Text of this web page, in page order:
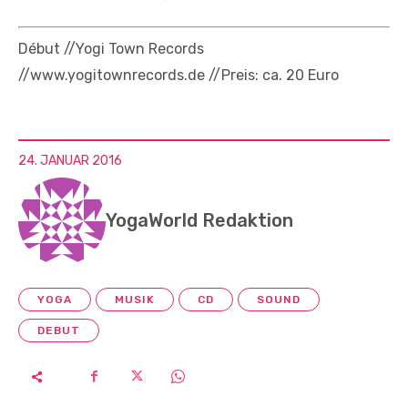
Début //Yogi Town Records
//www.yogitownrecords.de //Preis: ca. 20 Euro
24. JANUAR 2016
YogaWorld Redaktion
YOGA MUSIK CD SOUND
DEBUT